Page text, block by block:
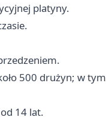
platyny.
500 drużyn; w tym
14 lat.